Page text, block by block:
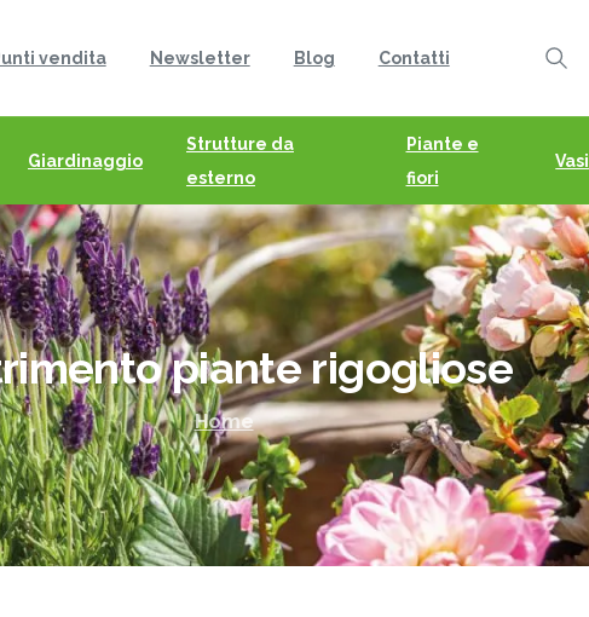
vendita Newsletter Blog Contatti
Search
Giardinaggio
Strutture da
esterno
Piante e
fiori
Vasi
pianterigogliose
Home